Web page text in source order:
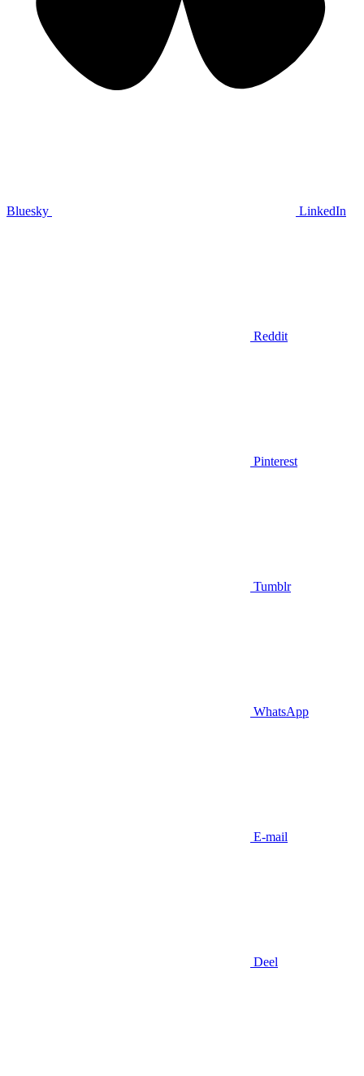
Bluesky LinkedIn
Reddit
Pinterest
Tumblr
WhatsApp
E-mail
Deel